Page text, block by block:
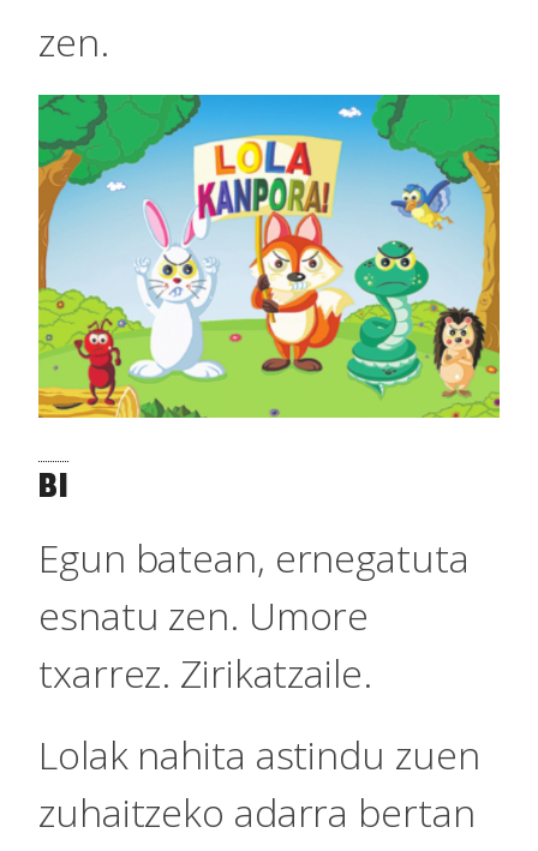
zen.
BI
Egun batean, ernegatuta
esnatu zen. Umore
txarrez. Zirikatzaile.
Lolak nahita astindu zuen
zuhaitzeko adarra bertan